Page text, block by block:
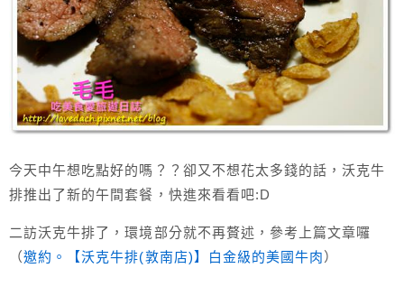
今天中午想吃點好的嗎？？卻又不想花太多錢的話，沃克牛
排推出了新的午間套餐，快進來看看吧:D
二訪沃克牛排了，環境部分就不再贅述，參考上篇文章囉
（邀約。【沃克牛排(敦南店)】白金級的美國牛肉）